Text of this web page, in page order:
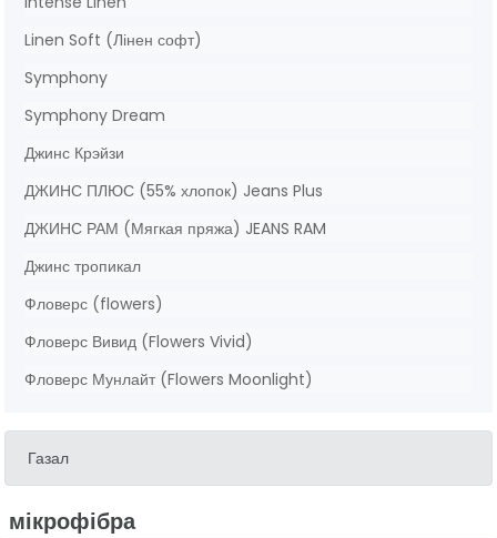
Linen Soft (Лінен софт)
Symphony
Symphony Dream
Джинс Крэйзи
ДЖИНС ПЛЮС (55% хлопок) Jeans Plus
ДЖИНС РАМ (Мягкая пряжа) JEANS RAM
Джинс тропикал
Фловерс (flowers)
Фловерс Вивид (Flowers Vivid)
Фловерс Мунлайт (Flowers Moonlight)
Газал
мікрофібра